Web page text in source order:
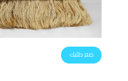
ضع طلبك